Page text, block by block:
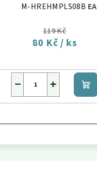
M-HREHMPLS08B
119 Kč
80 Kč/ ks
+
− Do